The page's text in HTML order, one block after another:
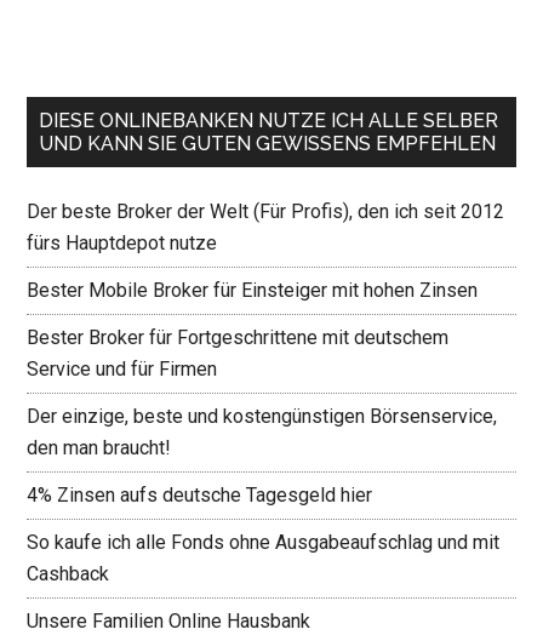
DIESE ONLINEBANKEN NUTZE ICH ALLE SELBER
UND KANN SIE GUTEN GEWISSENS EMPFEHLEN
Der beste Broker der Welt (Für Profis), den ich seit 2012
fürs Hauptdepot nutze
Bester Mobile Broker für Einsteiger mit hohen Zinsen
Bester Broker für Fortgeschrittene mit deutschem
Service und für Firmen
Der einzige, beste und kostengünstigen Börsenservice,
den man braucht!
4% Zinsen aufs deutsche Tagesgeld hier
So kaufe ich alle Fonds ohne Ausgabeaufschlag und mit
Cashback
Unsere Familien Online Hausbank